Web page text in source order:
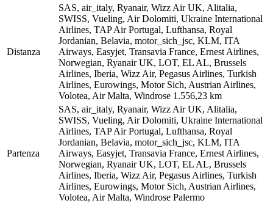
Distanza
SAS, air_italy, Ryanair, Wizz Air UK, Alitalia,
SWISS, Vueling, Air Dolomiti, Ukraine International
Airlines, TAP Air Portugal, Lufthansa, Royal
Jordanian, Belavia, motor_sich_jsc, KLM, ITA
Airways, Easyjet, Transavia France, Ernest Airlines,
Norwegian, Ryanair UK, LOT, EL AL, Brussels
Airlines, Iberia, Wizz Air, Pegasus Airlines, Turkish
Airlines, Eurowings, Motor Sich, Austrian Airlines,
Volotea, Air Malta, Windrose 1.556,23 km
Partenza
SAS, air_italy, Ryanair, Wizz Air UK, Alitalia,
SWISS, Vueling, Air Dolomiti, Ukraine International
Airlines, TAP Air Portugal, Lufthansa, Royal
Jordanian, Belavia, motor_sich_jsc, KLM, ITA
Airways, Easyjet, Transavia France, Ernest Airlines,
Norwegian, Ryanair UK, LOT, EL AL, Brussels
Airlines, Iberia, Wizz Air, Pegasus Airlines, Turkish
Airlines, Eurowings, Motor Sich, Austrian Airlines,
Volotea, Air Malta, Windrose Palermo